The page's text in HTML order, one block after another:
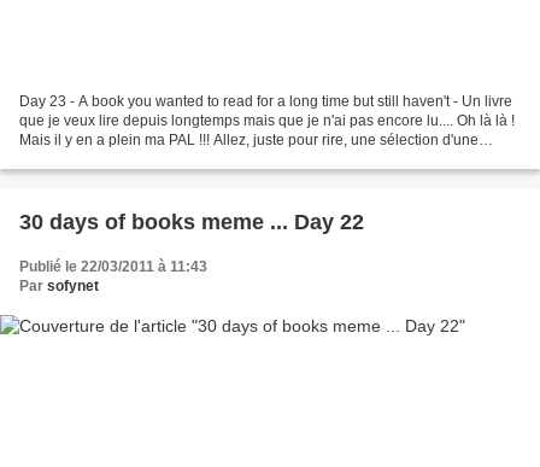
Day 23 - A book you wanted to read for a long time but still haven't - Un livre
que je veux lire depuis longtemps mais que je n'ai pas encore lu.... Oh là là !
Mais il y en a plein ma PAL !!! Allez, juste pour rire, une sélection d'une
30 days of books meme ... Day 22
Publié le 22/03/2011 à 11:43
Par sofynet